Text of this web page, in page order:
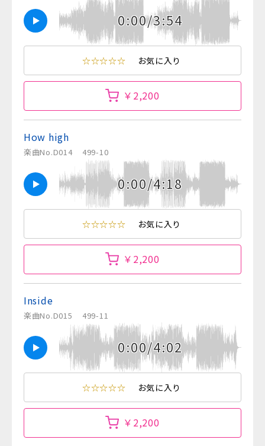
0:00/3:54
☆☆☆☆☆ お気に入り
￥2,200
How high
楽曲No.D014 499-10
0:00/4:18
☆☆☆☆☆ お気に入り
￥2,200
Inside
楽曲No.D015 499-11
0:00/4:02
☆☆☆☆☆ お気に入り
￥2,200